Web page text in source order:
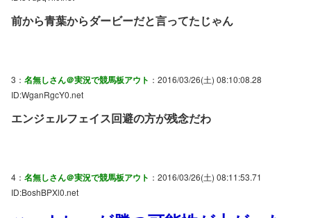
前から青葉からダービーだと言ってたじゃん
3： 名無しさん＠実況で競馬板アウト ：2016/03/26(土) 08:10:08.28
ID:WganRgcY0.net
エンジェルフェイス回避の方が残念だわ
4： 名無しさん＠実況で競馬板アウト ：2016/03/26(土) 08:11:53.71
ID:BoshBPXl0.net